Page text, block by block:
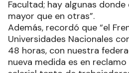
Facultad; hay algunas
mayor que en otras”.
Además, recordó que “el
Universidades Nacionales
48 horas, con nuestra
nueva medida es en